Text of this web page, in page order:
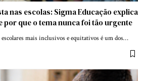
nas escolas: Sigma Educação explica
por que o tema nunca foi tão urgente
mais inclusivos e equitativos é um dos…